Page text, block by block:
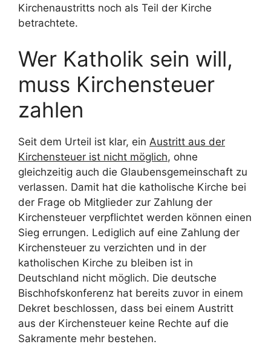
Kirchenaustritts noch als Teil der Kirche
betrachtete.
Wer Katholik sein will,
muss Kirchensteuer
zahlen
Seit dem Urteil ist klar, ein Austritt aus der
Kirchensteuer ist nicht möglich, ohne
gleichzeitig auch die Glaubensgemeinschaft zu
verlassen. Damit hat die katholische Kirche bei
der Frage ob Mitglieder zur Zahlung der
Kirchensteuer verpflichtet werden können einen
Sieg errungen. Lediglich auf eine Zahlung der
Kirchensteuer zu verzichten und in der
katholischen Kirche zu bleiben ist in
Deutschland nicht möglich. Die deutsche
Bischhofskonferenz hat bereits zuvor in einem
Dekret beschlossen, dass bei einem Austritt
aus der Kirchensteuer keine Rechte auf die
Sakramente mehr bestehen.